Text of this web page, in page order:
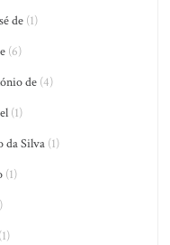
de (1)
(6)
de (4)
(1)
da Silva(1)
(1)
(1)